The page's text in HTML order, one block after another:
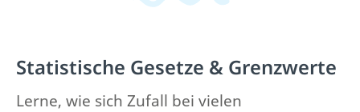
Statistische Gesetze & Grenzwerte
Lerne, wie sich Zufall bei vielen